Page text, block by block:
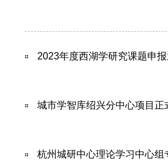
2023年度西湖学研究课题申
城市学智库绍兴分中心项目正
杭州城研中心理论学习中心组